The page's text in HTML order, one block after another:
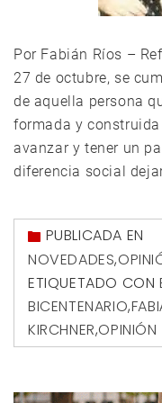
Por Fabián Ríos –
27 de octubre, se
de aquella persona
formada y
avanzar y tener un
diferencia social
PUBLICADA EN
NOVEDADES,
ETIQUETADO CON
BICENTENARIO,
KIRCHNER,OPINIÓN